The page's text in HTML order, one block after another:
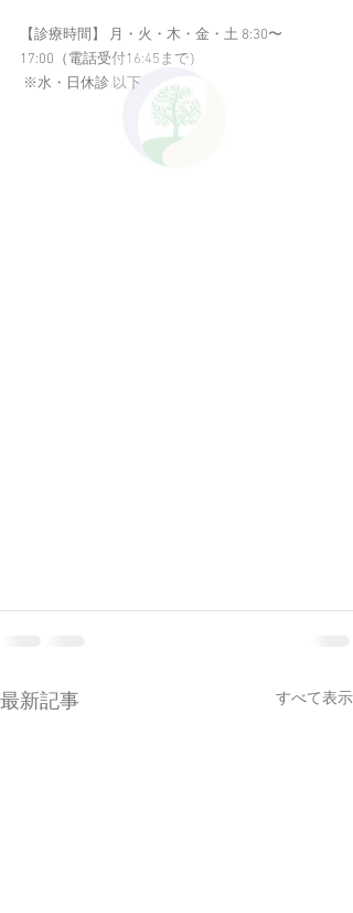
【診療時間】 月・火・木・金・土 8:30〜
17:00（電話受付16:45まで）
※水・日休診 以下
最新記事 すべて表示